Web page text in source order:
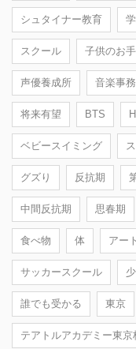
シュタイナー教育
スクール 子供のお
声優養成所 音楽事
将来有望 BTS
ベビースイミング
グズり 反抗期
中間反抗期 思春期
食べ物 体 アー
サッカースクール
誰でも受かる 東京
テアトルアカデミー東京